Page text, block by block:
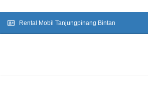
Rental Mobil Tanjungpinang Bintan